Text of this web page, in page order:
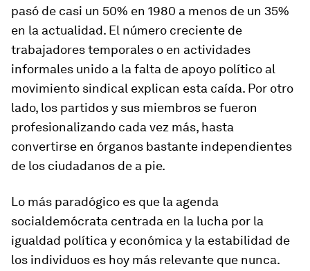
pasó de casi un 50% en 1980 a menos de un 35%
en la actualidad. El número creciente de
trabajadores temporales o en actividades
informales unido a la falta de apoyo político al
movimiento sindical explican esta caída. Por otro
lado, los partidos y sus miembros se fueron
profesionalizando cada vez más, hasta
convertirse en órganos bastante independientes
de los ciudadanos de a pie.
Lo más paradógico es que la agenda
socialdemócrata centrada en la lucha por la
igualdad política y económica y la estabilidad de
los individuos es hoy más relevante que nunca.